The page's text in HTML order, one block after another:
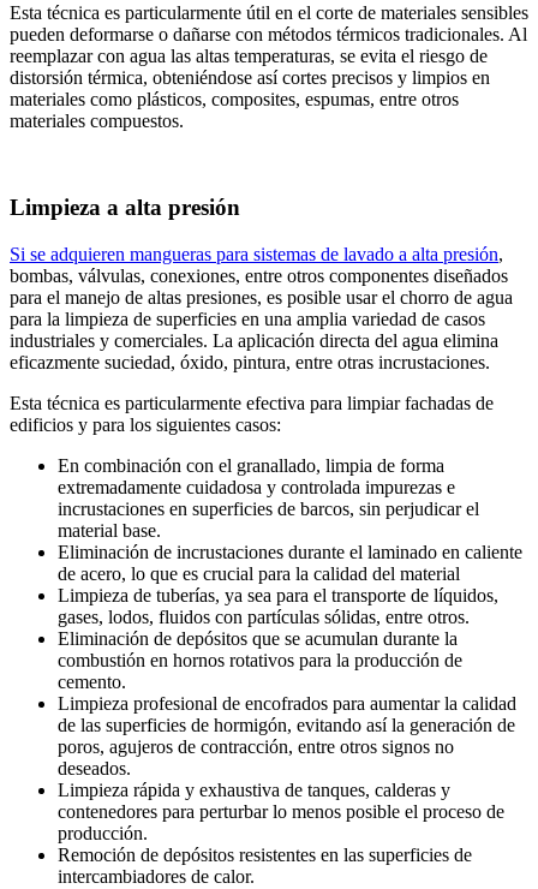
Esta técnica es particularmente útil en el corte de materiales sensibles
pueden deformarse o dañarse con métodos térmicos tradicionales. Al
reemplazar con agua las altas temperaturas, se evita el riesgo de
distorsión térmica, obteniéndose así cortes precisos y limpios en
materiales como plásticos, composites, espumas, entre otros
materiales compuestos.
Limpieza a alta presión
Si se adquieren mangueras para sistemas de lavado a alta presión,
bombas, válvulas, conexiones, entre otros componentes diseñados
para el manejo de altas presiones, es posible usar el chorro de agua
para la limpieza de superficies en una amplia variedad de casos
industriales y comerciales. La aplicación directa del agua elimina
eficazmente suciedad, óxido, pintura, entre otras incrustaciones.
Esta técnica es particularmente efectiva para limpiar fachadas de
edificios y para los siguientes casos:
En combinación con el granallado, limpia de forma
extremadamente cuidadosa y controlada impurezas e
incrustaciones en superficies de barcos, sin perjudicar el
material base.
Eliminación de incrustaciones durante el laminado en caliente
de acero, lo que es crucial para la calidad del material
Limpieza de tuberías, ya sea para el transporte de líquidos,
gases, lodos, fluidos con partículas sólidas, entre otros.
Eliminación de depósitos que se acumulan durante la
combustión en hornos rotativos para la producción de
cemento.
Limpieza profesional de encofrados para aumentar la calidad
de las superficies de hormigón, evitando así la generación de
poros, agujeros de contracción, entre otros signos no
deseados.
Limpieza rápida y exhaustiva de tanques, calderas y
contenedores para perturbar lo menos posible el proceso de
producción.
Remoción de depósitos resistentes en las superficies de
intercambiadores de calor.